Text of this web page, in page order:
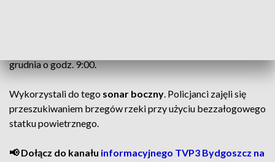
grudnia o godz. 9:00.
Wykorzystali do tego sonar boczny. Policjanci zajęli się
przeszukiwaniem brzegów rzeki przy użyciu bezzałogowego
statku powietrznego.
📢 Dołącz do kanału informacyjnego TVP3 Bydgoszcz na